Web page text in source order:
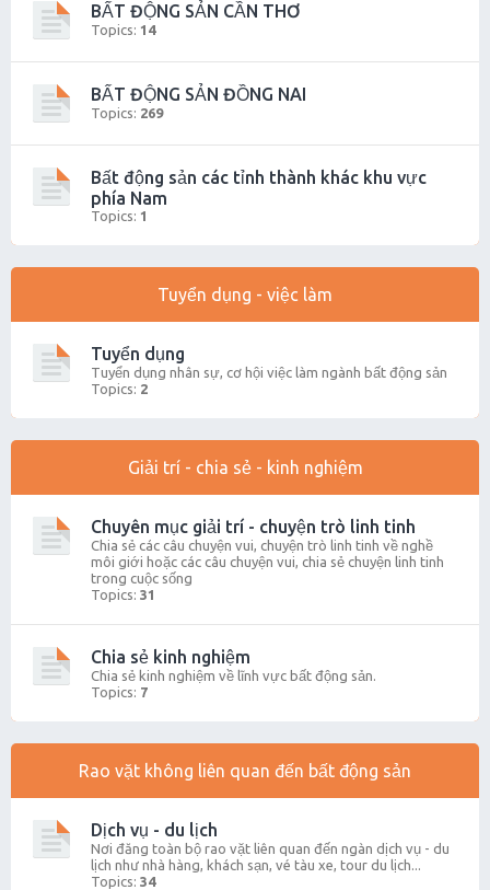
BẤT ĐỘNG SẢN CẦN THƠ
Topics: 14
BẤT ĐỘNG SẢN ĐỒNG NAI
Topics: 269
Bất động sản các tỉnh thành khác khu vực
phía Nam
Topics: 1
Tuyển dụng - việc làm
Tuyển dụng
Tuyển dụng nhân sự, cơ hội việc làm ngành bất động sản
Topics: 2
Giải trí - chia sẻ - kinh nghiệm
Chuyên mục giải trí - chuyện trò linh tinh
Chia sẻ các câu chuyện vui, chuyện trò linh tinh về nghề
môi giới hoặc các câu chuyện vui, chia sẻ chuyện linh tinh
trong cuộc sống
Topics: 31
Chia sẻ kinh nghiệm
Chia sẻ kinh nghiệm về lĩnh vực bất động sản.
Topics: 7
Rao vặt không liên quan đến bất động sản
Dịch vụ - du lịch
Nơi đăng toàn bộ rao vặt liên quan đến ngàn dịch vụ - du
lịch như nhà hàng, khách sạn, vé tàu xe, tour du lịch...
Topics: 34